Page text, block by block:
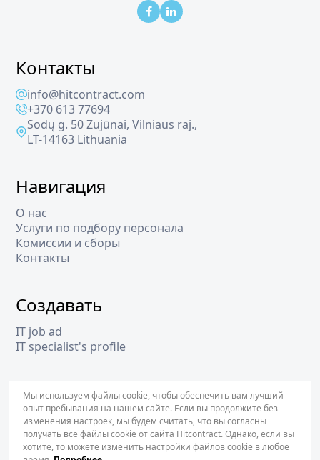
Мы используем файлы cookie, чтобы обеспечить вам лучший
опыт пребывания на нашем сайте. Если вы продолжите без
изменения настроек, мы будем считать, что вы согласны
получать все файлы cookie от сайта Hitcontract. Однако, если вы
хотите, то можете изменить настройки файлов cookie в любое
Контакты
info@hitcontract.com
+370 613 77694
Sodų g. 50 Zujūnai, Vilniaus raj.,
LT-14163 Lithuania
Навигация
О нас
Услуги по подбору персонала
Комиссии и сборы
Контакты
Создавать
IT job ad
IT specialist's profile
Подписка